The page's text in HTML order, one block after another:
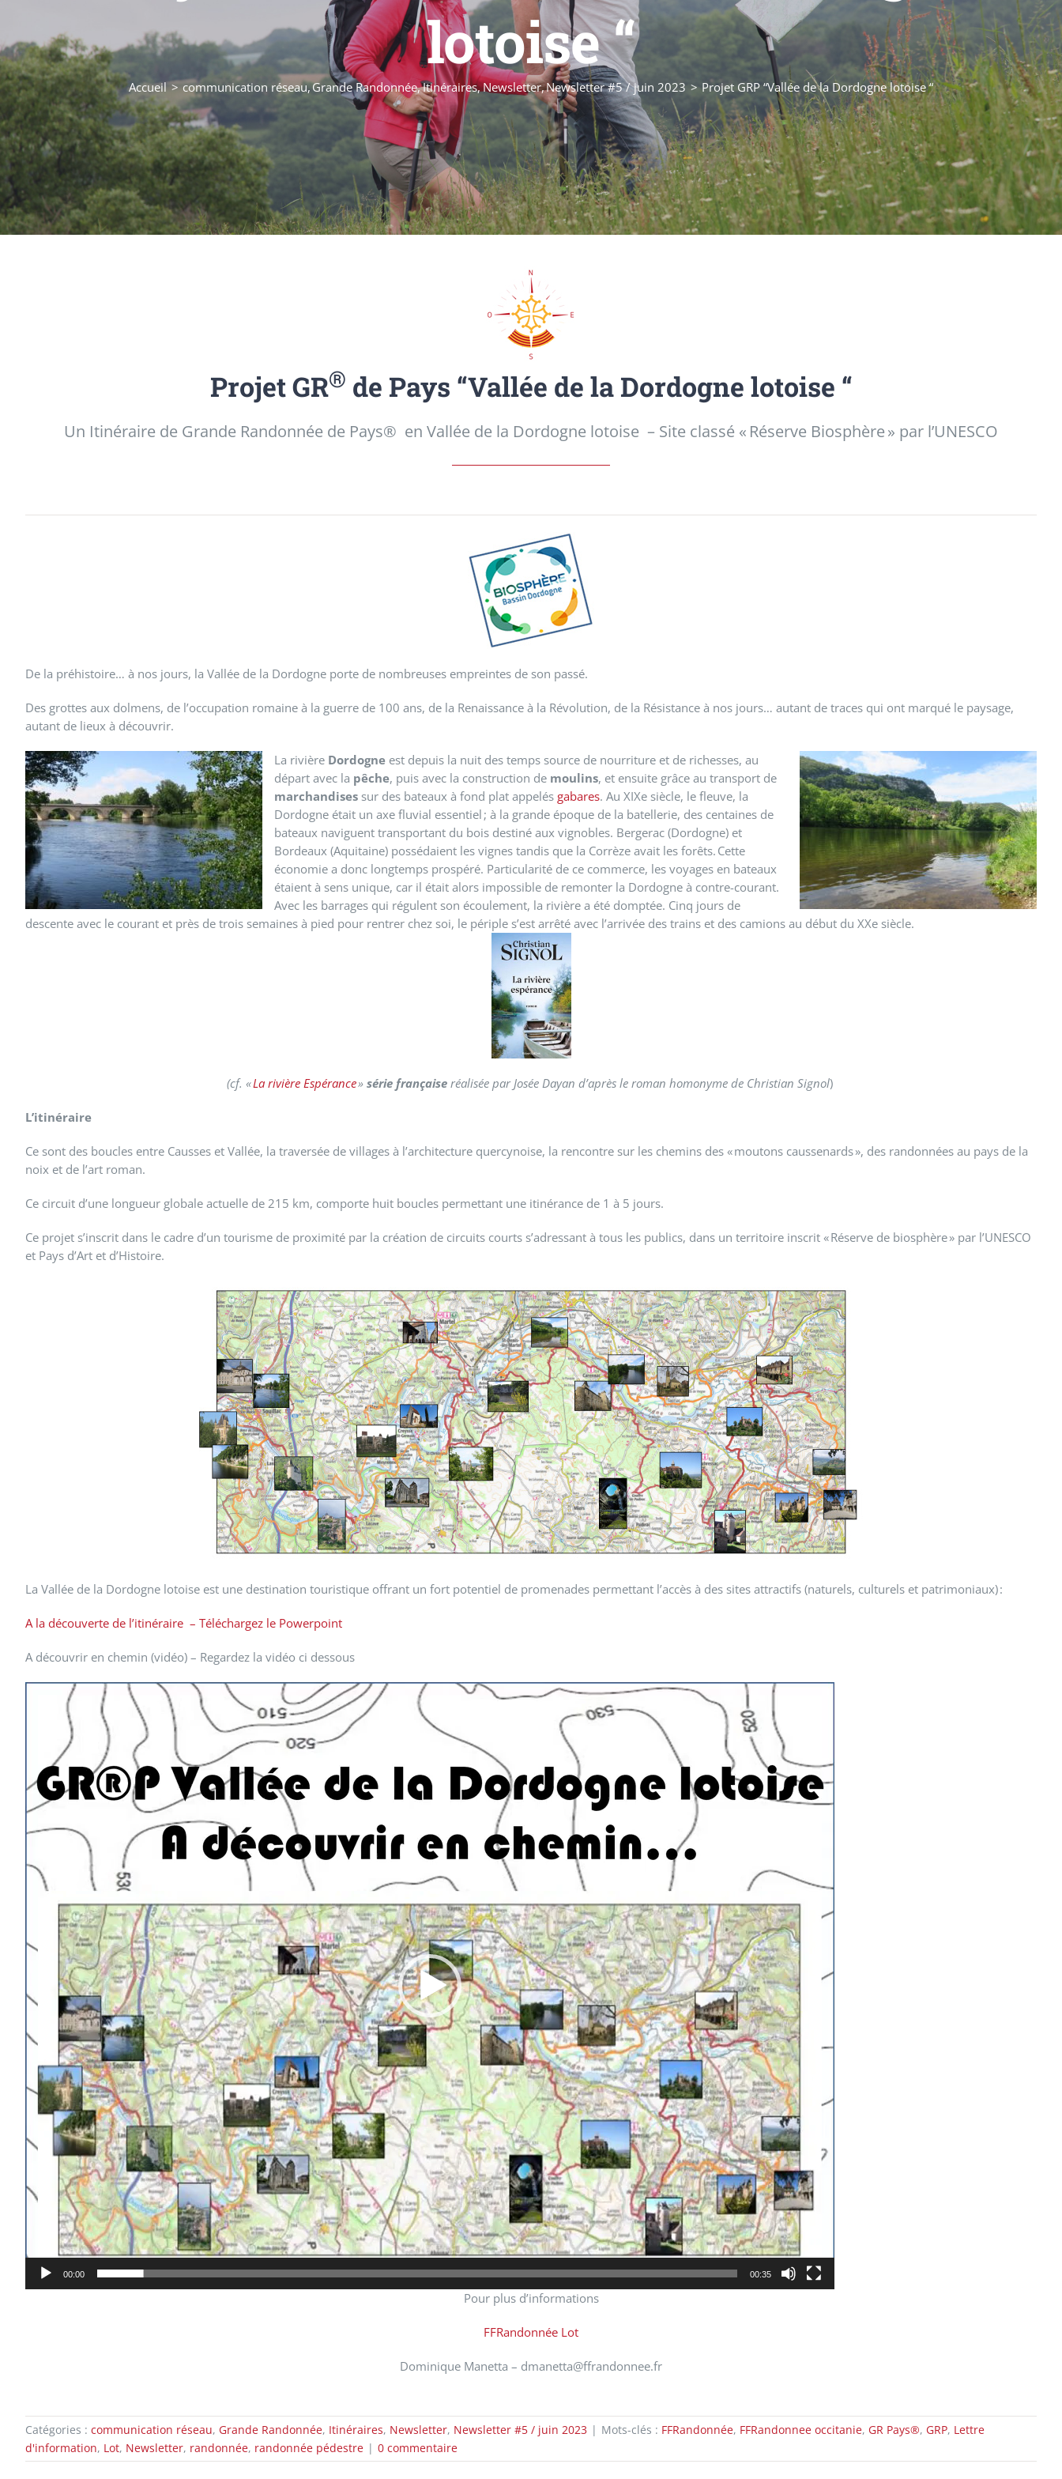
lotoise “
Accueil communication réseau Grande Randonnée Itinéraires Newsletter Newsletter #5 / juin 2023 Projet GRP “Vallée de la Dordogne lotoise “
Projet GR® de Pays “Vallée de la Dordogne lotoise “
Un Itinéraire de Grande Randonnée de Pays® en Vallée de la Dordogne lotoise – Site classé « Réserve Biosphère » par l’UNESCO
De la préhistoire… à nos jours, la Vallée de la Dordogne porte de nombreuses empreintes de son passé.
Des grottes aux dolmens, de l’occupation romaine à la guerre de 100 ans, de la Renaissance à la Révolution, de la Résistance à nos jours… autant de traces qui ont marqué le paysage,
autant de lieux à découvrir.
La rivière Dordogne est depuis la nuit des temps source de nourriture et de richesses, au
départ avec la pêche, puis avec la construction de moulins, et ensuite grâce au transport de
marchandises sur des bateaux à fond plat appelés gabares. Au XIXe siècle, le fleuve, la
Dordogne était un axe fluvial essentiel ; à la grande époque de la batellerie, des centaines de
bateaux naviguent transportant du bois destiné aux vignobles. Bergerac (Dordogne) et
Bordeaux (Aquitaine) possédaient les vignes tandis que la Corrèze avait les forêts. Cette
économie a donc longtemps prospéré. Particularité de ce commerce, les voyages en bateaux
étaient à sens unique, car il était alors impossible de remonter la Dordogne à contre-courant.
Avec les barrages qui régulent son écoulement, la rivière a été domptée. Cinq jours de
descente avec le courant et près de trois semaines à pied pour rentrer chez soi, le périple s’est arrêté avec l’arrivée des trains et des camions au début du XXe siècle.
(cf. «La rivière Espérance» série françaiseréalisée par Josée Dayan d’après le roman homonyme de Christian Signol)
L’itinéraire
Ce sont des boucles entre Causses et Vallée, la traversée de villages à l’architecture quercynoise, la rencontre sur les chemins des « moutons caussenards », des randonnées au pays de la
noix et de l’art roman.
Ce circuit d’une longueur globale actuelle de 215 km, comporte huit boucles permettant une itinérance de 1 à 5 jours.
Ce projet s’inscrit dans le cadre d’un tourisme de proximité par la création de circuits courts s’adressant à tous les publics, dans un territoire inscrit « Réserve de biosphère » par l’UNESCO
et Pays d’Art et d’Histoire.
La Vallée de la Dordogne lotoise est une destination touristique offrant un fort potentiel de promenades permettant l’accès à des sites attractifs (naturels, culturels et patrimoniaux) :
A la découverte de l’itinéraire – Téléchargez le Powerpoint
A découvrir en chemin (vidéo) – Regardez la vidéo ci dessous
00:00 00:35
Pour plus d’informations
FFRandonnée Lot
Dominique Manetta – dmanetta@ffrandonnee.fr
Catégories : communication réseau, Grande Randonnée, Itinéraires, Newsletter, Newsletter #5 / juin 2023 | Mots-clés : FFRandonnée, FFRandonnee occitanie, GR Pays®, GRP, Lettre
d'information, Lot, Newsletter, randonnée, randonnée pédestre | 0 commentaire